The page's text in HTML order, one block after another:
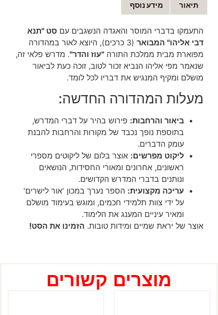
תיאור מידע נוסף
התעמקו בדברי המוסר והאגדה הנשגבים עם סט "תנא
דבי אליהו" המבואר
(3 כרכים), היוצא לאור במהדורה
מפוארת מבית ממלכת התורה "עוז והדר". מדרש פלאי זה,
שנאמר מפי אליהו הנביא זכור לטוב, זוכה כעת לביאור
מושלם ומקיף המנגיש את דבריו לכל לומד.
מעלות המהדורה החדשה:
ביאור והרחבות:פירוש בהיר על דברי המדרש,
בתוספת נופך נכבד של מקורות והרחבות להבנת
עומק הדברים.
ליקוט מפרשים:אוצר בלום של ליקוטים מספרי
ראשונים, אחרונים ומאורי החסידות, הנושאים
ונותנים בדברי המדרש הקדושים.
עריכה מקצועית:הספר נערך במכון 'אור לישרים'
על ידי צוות תלמידי חכמים, ומוגש בעימוד מושלם
ומאיר עיניים המענג את הלימוד.
אוצר של יראת שמיים ומידות טובות. הזמינו את הסט!
מוצרים קשורים